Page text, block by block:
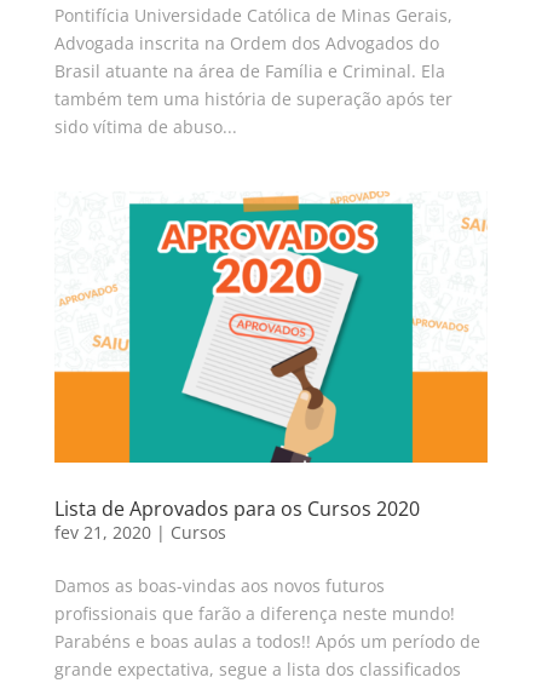
Pontifícia Universidade Católica de Minas Gerais,
Advogada inscrita na Ordem dos Advogados do
Brasil atuante na área de Família e Criminal. Ela
também tem uma história de superação após ter
sido vítima de abuso...
Lista de Aprovados para os Cursos 2020
fev 21, 2020| Cursos
Damos as boas-vindas aos novos futuros
profissionais que farão a diferença neste mundo!
Parabéns e boas aulas a todos!! Após um período de
grande expectativa, segue a lista dos classificados